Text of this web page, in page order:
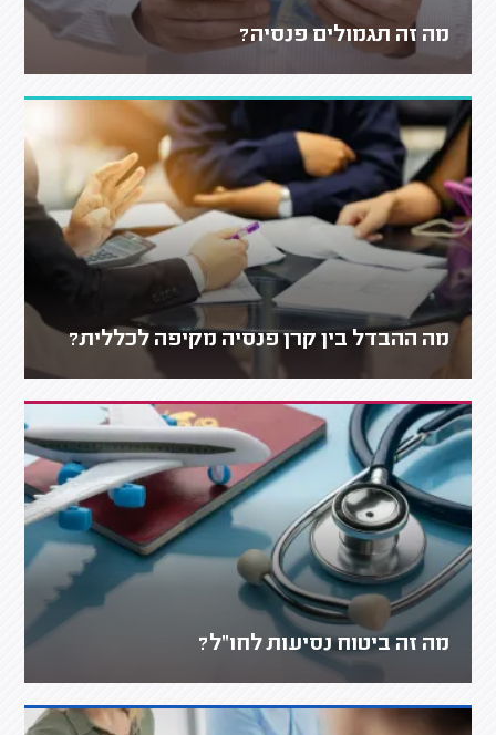
מה זה תגמולים פנסיה?
מה ההבדל בין קרן פנסיה מקיפה לכללית?
מה זה ביטוח נסיעות לחו"ל?